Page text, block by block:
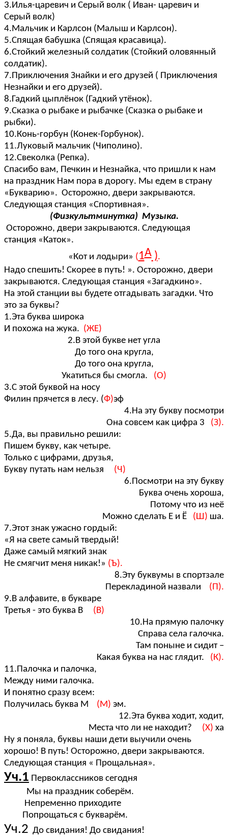
3.Илья-царевич и Серый волк ( Иван- царевич и
Серый волк)
4.Мальчик и Карлсон (Малыш и Карлсон).
5.Спящая бабушка (Спящая красавица).
6.Стойкий железный солдатик (Стойкий оловянный
солдатик).
7.Приключения Знайки и его друзей ( Приключения
Незнайки и его друзей).
8.Гадкий цыплёнок (Гадкий утёнок).
9.Сказка о рыбаке и рыбачке (Сказка о рыбаке и
рыбки).
10.Конь-горбун (Конек-Горбунок).
11.Луковый мальчик (Чиполино).
12.Свеколка (Репка).
Спасибо вам, Печкин и Незнайка, что пришли к нам
на праздник Нам пора в дорогу. Мы едем в страну
«Букварию». Осторожно, двери закрываются.
Следующая станция «Спортивная».
(Физкультминутка) Музыка.
Осторожно, двери закрываются. Следующая
станция «Каток».
«Кот и лодыри» (1А).
Надо спешить! Скорее в путь! ». Осторожно, двери
закрываются. Следующая станция «Загадкино».
На этой станции вы будете отгадывать загадки. Что
это за буквы?
1.Эта буква широка
И похожа на жука. (ЖЕ)
2.В этой букве нет угла
До того она кругла,
До того она кругла,
Укатиться бы смогла. (О)
3.С этой буквой на носу
Филин прячется в лесу. (Ф)эф
4.На эту букву посмотри
Она совсем как цифра 3 (З).
5.Да, вы правильно решили:
Пишем букву, как четыре.
Только с цифрами, друзья,
Букву путать нам нельзя (Ч)
6.Посмотри на эту букву
Буква очень хороша,
Потому что из неё
Можно сделать Е и Ё (Ш) ша.
7.Этот знак ужасно гордый:
«Я на свете самый твердый!
Даже самый мягкий знак
Не смягчит меня никак!» (Ъ).
8.Эту буквумы в спортзале
Перекладиной назвали (П).
9.В алфавите, в букваре
Третья - это буква В (В)
10.На прямую палочку
Справа села галочка.
Там поныне и сидит –
Какая буква на нас глядит. (К).
11.Палочка и палочка,
Между ними галочка.
И понятно сразу всем:
Получилась буква М (М) эм.
12.Эта буква ходит, ходит,
Места что ли не находит? (Х) ха
Ну я поняла, буквы наши дети выучили очень
хорошо! В путь! Осторожно, двери закрываются.
Следующая станция « Прощальная».
Уч.1 Первоклассников сегодня
Мы на праздник соберём.
Непременно приходите
Попрощаться с букварём.
Уч.2 До свидания! До свидания!